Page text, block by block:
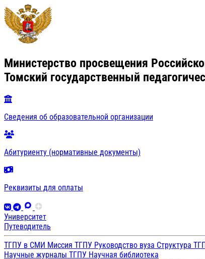
Министерство просвещения
Томский государственный
Сведения об образовательной организации
Абитуриенту (нормативные документы)
Реквизиты для оплаты
Университет
Путеводитель
ТГПУ в СМИ Миссия ТГПУ Руководство вуза Структура
Научные журналы ТГПУ Научная библиотека